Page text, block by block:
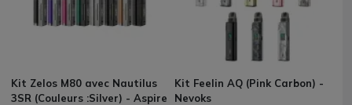
Kit Zelos M80 avec Nautilus
3SR (Couleurs :Silver) - Aspire
Kit Feelin AQ (Pink Carbon) -
Nevoks